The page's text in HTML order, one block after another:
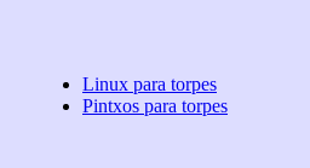
Linux para torpes
Pintxos para torpes